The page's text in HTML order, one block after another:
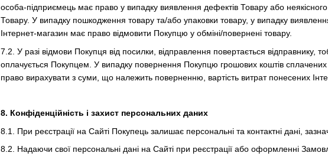
особа-підприємець має право у випадку виявлення дефектів Товару або
Товару. У випадку пошкодження товару та/або упаковки товару, у випадку
Інтернет-магазин має право відмовити Покупцю у обміні/повернені товару.
7.2. У разі відмови Покупця від посилки, відправлення повертається відправнику,
оплачується Покупцем. У випадку повернення Покупцю грошових коштів
право вирахувати з суми, що належить поверненню, вартість витрат понесених
8. Конфіденційність і захист персональних даних
8.1. При реєстрації на Сайті Покупець залишає персональні та контактні дані,
8.2. Надаючи свої персональні дані на Сайті при реєстрації або оформленні